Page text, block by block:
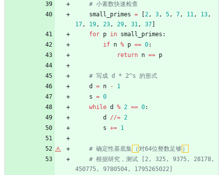
# 小素数快速检查
small_primes = 2, 3, 5, 7, 11, 13,
17, 19, 23, 29, 31, 37
for p in small_primes :
if n % p == 0:
return n == p
# 写成 d * 2^s 的形式
d
= n -
1
s = 0
while d % 2 == 0:
d
//= 2
s += 1
# 确定性基底集 （ 对64位整数足够 ）
# 根据研究，测试 [2, 325, 9375, 28178,
450775, 9780504, 1795265022]